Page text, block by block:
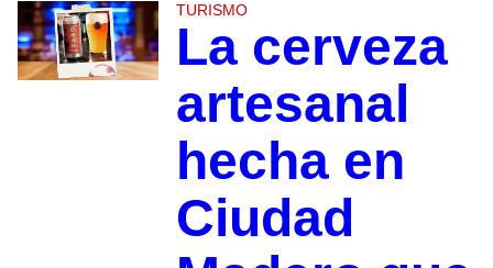
TURISMO
La cerveza
artesanal
hecha en
Ciudad